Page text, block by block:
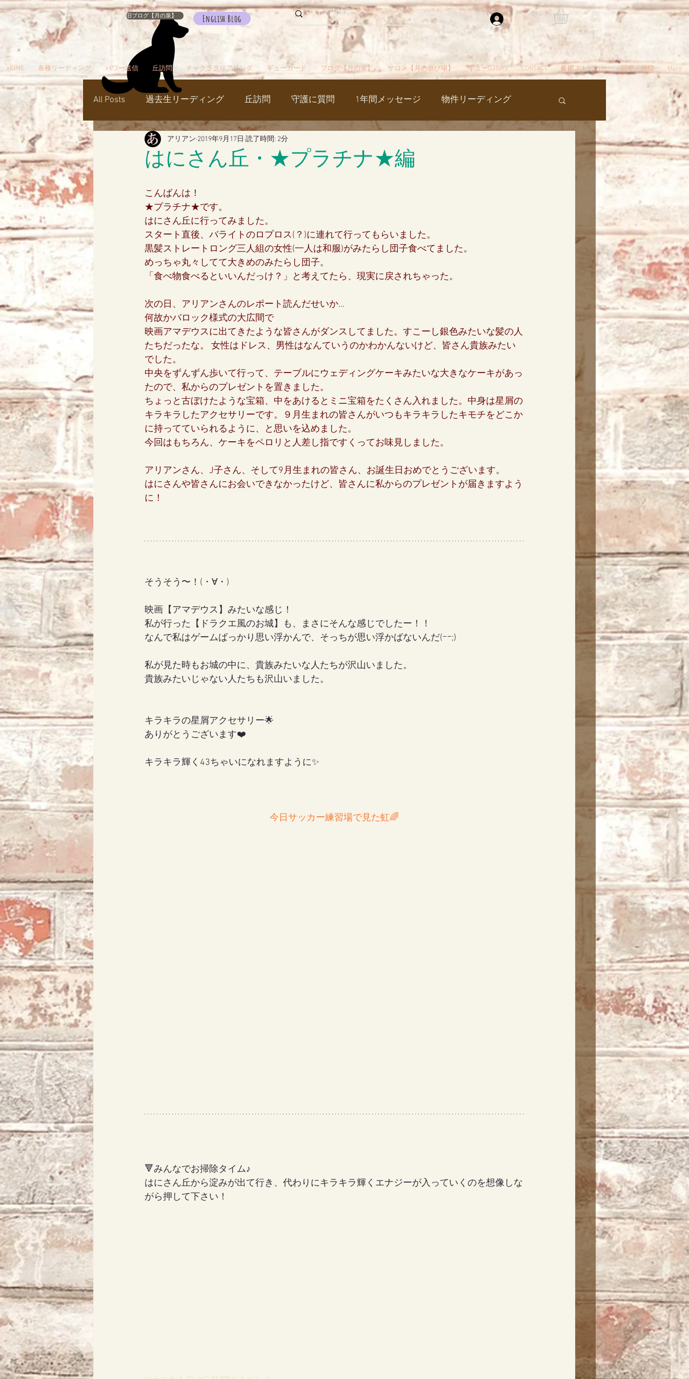
旧ブログ【月の泉】 English Blog ログイン
HOME 各種リーディング パワー送信 丘訪問 チャクラクリアリング ギューカード ブログ【月の泉】 サロン【月の遊び場】 ギューGallery CONTACT 集団ストーカー 冥界／地獄 More
All Posts 過去生リーディング 丘訪問 守護に質問 1年間メッセージ 物件リーディング
パワー送信 冥界 天国 カルマパターン
シャスタ ダンスミュア 覚醒／毒出し
天使エリア 女の地球の守り方 家作り
はにさん丘・★プラチナ★編
アリアン 2019年9月17日 読了時間: 2分
こんばんは！
★プラチナ★です。
はにさん丘に行ってみました。
スタート直後、バライトのロプロス(？)に連れて行ってもらいました。
黒髪ストレートロング三人組の女性(一人は和服)がみたらし団子食べてました。
めっちゃ丸々してて大きめのみたらし団子。
「食べ物食べるといいんだっけ？」と考えてたら、現実に戻されちゃった。
次の日、アリアンさんのレポート読んだせいか…
何故かバロック様式の大広間で
映画アマデウスに出てきたような皆さんがダンスしてました。すこーし銀色みたいな髪の人
たちだったな。 女性はドレス、男性はなんていうのかわかんないけど、皆さん貴族みたい
でした。
中央をずんずん歩いて行って、テーブルにウェディングケーキみたいな大きなケーキがあっ
たので、私からのプレゼントを置きました。
ちょっと古ぼけたような宝箱、中をあけるとミニ宝箱をたくさん入れました。中身は星屑の
キラキラしたアクセサリーです。９月生まれの皆さんがいつもキラキラしたキモチをどこか
に持ってていられるように、と思いを込めました。
今回はもちろん、ケーキをペロリと人差し指ですくってお味見しました。
アリアンさん、J子さん、そして9月生まれの皆さん、お誕生日おめでとうございます。
はにさんや皆さんにお会いできなかったけど、皆さんに私からのプレゼントが届きますよう
に！
そうそう〜！(・∀・)
映画【アマデウス】みたいな感じ！
私が行った【ドラクエ風のお城】も、まさにそんな感じでしたー！！
なんで私はゲームばっかり思い浮かんで、そっちが思い浮かばないんだ(ｰｰ;)
私が見た時もお城の中に、貴族みたいな人たちが沢山いました。
貴族みたいじゃない人たちも沢山いました。
キラキラの星屑アクセサリー🌟
ありがとうございます❤️
キラキラ輝く43ちゃいになれますように✨
今日サッカー練習場で見た虹🌈
🔻みんなでお掃除タイム♪
はにさん丘から淀みが出て行き、代わりにキラキラ輝くエナジーが入っていくのを想像しな
がら押して下さい！